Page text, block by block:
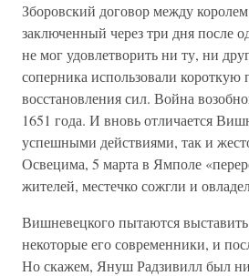
Зборовский договор между
заключенный через три дня после
не мог удовлетворить ни ту, ни
соперника использовали
восстановления сил. Война
1651 года. И вновь отличается
успешными действиями, так и
Освецима, 5 марта в Ямполе
жителей, местечко сожгли и
Вишневецкого пытаются
некоторые его современники, и
Но скажем, Януш Радзивилл был